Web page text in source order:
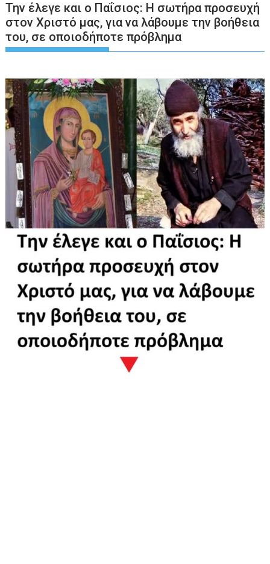
Την έλεγε και ο Παΐσιος: Η σωτήρα προσευχή
στον Χριστό μας, για να λάβουμε την βοήθεια
του, σε οποιοδήποτε πρόβλημα